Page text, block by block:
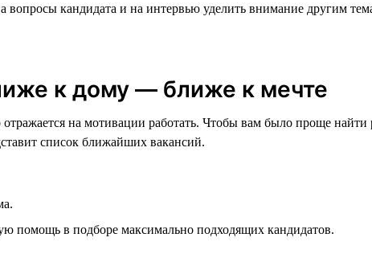
вопросы кандидата и на интервью уделить внимание другим
к дому — ближе к мечте
отражается на мотивации работать. Чтобы вам было проще
список ближайших вакансий.
помощь в подборе максимально подходящих кандидатов.